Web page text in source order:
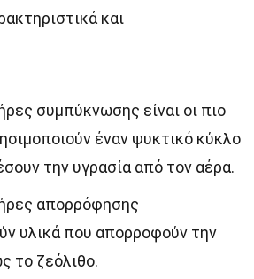
και
συμπύκνωσης είναι οι πιο
έναν ψυκτικό κύκλο
την υγρασία από τον αέρα.
απορρόφησης
υλικά που απορροφούν την
το ζεόλιθο.